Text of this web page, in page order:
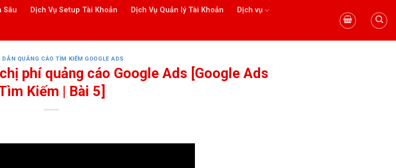
Sâu Dịch Vụ Setup Tài Khoản Dịch Vụ Quản lý Tài Khoản Dịch vụ
DẪN QUẢNG CÁO TÌM KIẾM GOOGLE ADS
phí quảng cáo Google Ads [Google Ads
Kiếm | Bài 5]